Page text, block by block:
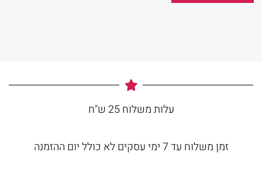
עלות משלוח 25 ש"ח
זמן משלוח עד 7 ימי עסקים לא כולל יום ההזמנה